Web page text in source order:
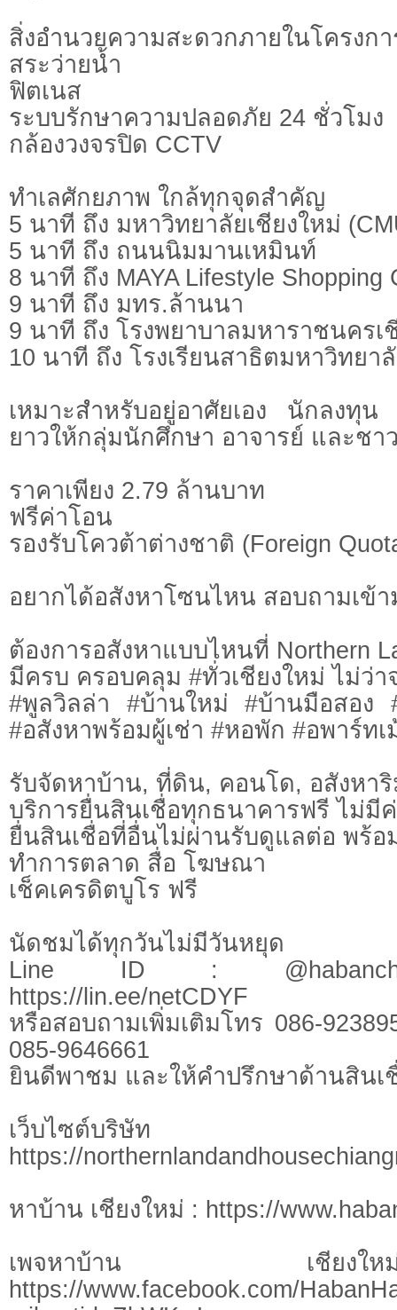
สิ่งอำนวยความสะดวกภายในโครงกา
สระว่ายน้ำ
ฟิตเนส
ระบบรักษาความปลอดภัย 24 ชั่วโมง
กล้องวงจรปิด CCTV
ทำเลศักยภาพ ใกล้ทุกจุดสำคัญ
5 นาที ถึง มหาวิทยาลัยเชียงใหม่
5 นาที ถึง ถนนนิมมานเหมินท์
8 นาที ถึง MAYA Lifestyle Shopping
9 นาที ถึง มทร.ล้านนา
9 นาที ถึง โรงพยาบาลมหาราชนคร
10 นาที ถึง โรงเรียนสาธิตมหาวิทยา
เหมาะสำหรับอยู่อาศัยเอง นักลงทุน
ยาวให้กลุ่มนักศึกษา อาจารย์ และชา
ราคาเพียง 2.79 ล้านบาท
ฟรีค่าโอน
รองรับโควต้าต่างชาติ (Foreign
อยากได้อสังหาโซนไหน สอบถามเข้า
ต้องการอสังหาแบบไหนที่ Northern
มีครบ ครอบคลุม #ทั่วเชียงใหม่ ไม่ว่า
#พูลวิลล่า #บ้านใหม่ #บ้านมือสอง
#อสังหาพร้อมผู้เช่า #หอพัก #อพาร์ท
รับจัดหาบ้าน, ที่ดิน, คอนโด, อสังหา
บริการยื่นสินเชื่อทุกธนาคารฟรี ไม่มี
ยื่นสินเชื่อที่อื่นไม่ผ่านรับดูแลต่อ พร้อ
ทำการตลาด สื่อ โฆษณา
เช็คเครดิตบูโร ฟรี
นัดชมได้ทุกวันไม่มีวันหยุด
Line ID :
https://lin.ee/netCDYF
หรือสอบถามเพิ่มเติมโทร 086-
085-9646661
ยินดีพาชม และให้คำปรึกษาด้านสินเ
เว็บไซต์บ
https://
หาบ้าน เชียงใหม่ : https://
เพจหาบ้าน เชี
https://www.facebook.com/